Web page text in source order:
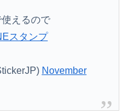
えるので
スタンプ
November